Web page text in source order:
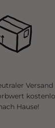
Versand
Hause!